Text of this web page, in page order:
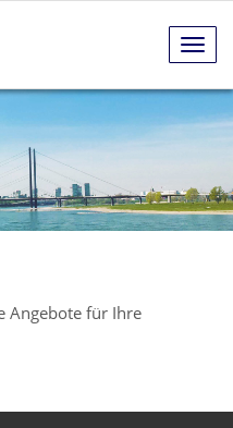
Angebote für Ihre